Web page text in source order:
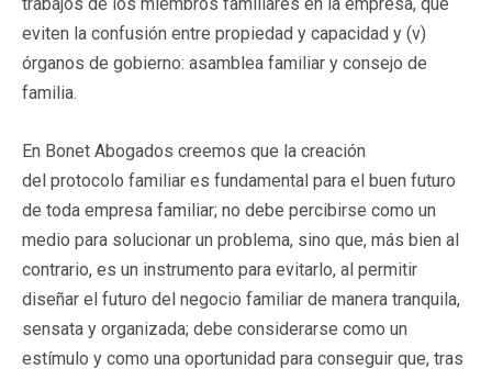
eviten la confusión entre propiedad y capacidad y (v)
órganos de gobierno: asamblea familiar y consejo de
familia.
En Bonet Abogados creemos que la creación
del protocolo familiar es fundamental para el buen futuro
de toda empresa familiar; no debe percibirse como un
medio para solucionar un problema, sino que, más bien al
contrario, es un instrumento para evitarlo, al permitir
diseñar el futuro del negocio familiar de manera tranquila,
sensata y organizada; debe considerarse como un
estímulo y como una oportunidad para conseguir que, tras